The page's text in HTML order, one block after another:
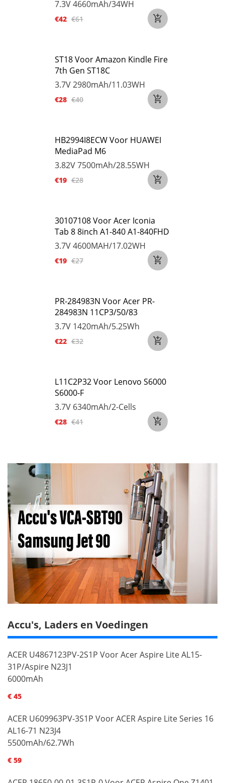
7.3V4660mAh/34WH
€42 €61
ST18 Voor Amazon Kindle Fire
7th Gen ST18C
3.7V2980mAh/11.03WH
€28 €40
HB2994I8ECW Voor HUAWEI
MediaPad M6
3.82V7500mAh/28.55WH
€19 €28
30107108 Voor Acer Iconia
Tab 8 8inch A1-840 A1-840FHD
3.7V4600MAH/17.02WH
€19 €27
PR-284983N Voor Acer PR-
284983N 11CP3/50/83
3.7V 1420mAh/5.25Wh
€22 €32
L11C2P32 Voor Lenovo S6000
S6000-F
3.7V 6340mAh/2-Cells
€28 €41
Accu's, Laders en Voedingen
ACER U4867123PV-2S1P Voor Acer Aspire Lite AL15-
31P/Aspire N23J1
6000mAh
€ 45
ACER U609963PV-3S1P Voor ACER Aspire Lite Series 16
AL16-71 N23J4
5500mAh/62.7Wh
€ 59